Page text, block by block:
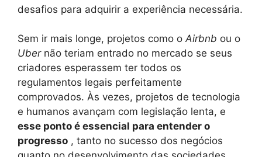
desafios para adquirir a experiência necessária.
Sem ir mais longe, projetos como oAirbnb ou o
Ubernão teriam entrado no mercado se seus
criadores esperassem ter todos os
regulamentos legais perfeitamente
comprovados. Às vezes, projetos de tecnologia
e humanos avançam com legislação lenta, e
esse ponto é essencial para entender o
progresso , tanto no sucesso dos negócios